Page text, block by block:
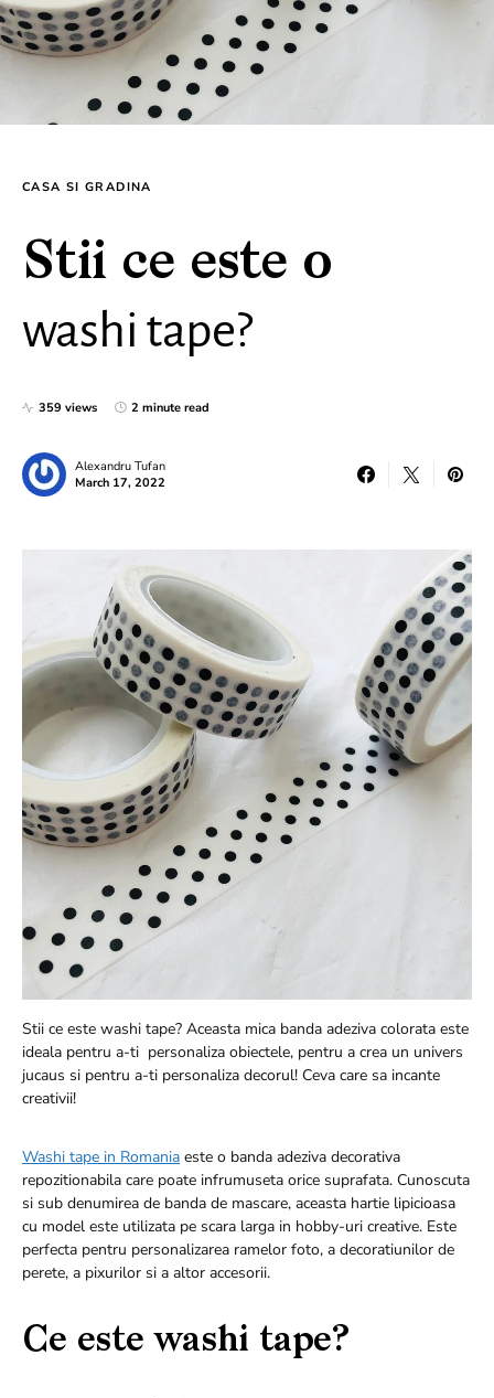
CASA SI GRADINA
Stii ce este o
washi tape?
359 views 2 minute read
Alexandru Tufan
March 17, 2022
Stii ce este washi tape? Aceasta mica banda adeziva colorata este
ideala pentru a-ti personaliza obiectele, pentru a crea un univers
jucaus si pentru a-ti personaliza decorul! Ceva care sa incante
creativii!
Washi tape in Romania este o banda adeziva decorativa
repozitionabila care poate infrumuseta orice suprafata. Cunoscuta
si sub denumirea de banda de mascare, aceasta hartie lipicioasa
cu model este utilizata pe scara larga in hobby-uri creative. Este
perfecta pentru personalizarea ramelor foto, a decoratiunilor de
perete, a pixurilor si a altor accesorii.
Ce este washi tape?